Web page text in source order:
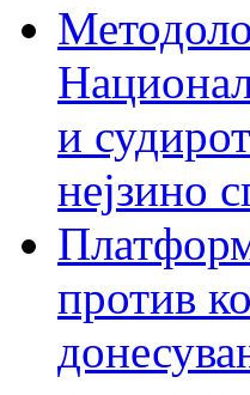
и
нејзино
против